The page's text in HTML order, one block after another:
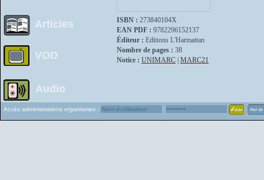
Articles
VOD
Audio
ISBN : 273840104X
EAN PDF : 9782296152137
Éditeur : Editions L'Harmattan
Nombre de pages : 38
Notice : UNIMARC MARC21
Accès administrations organismes :